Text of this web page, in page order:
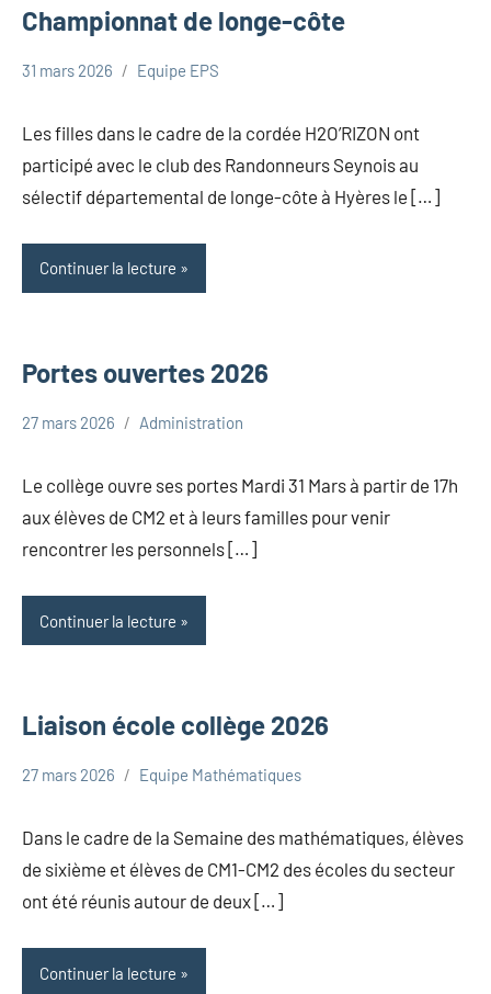
Championnat de longe-côte
31 mars 2026 Equipe EPS
Les filles dans le cadre de la cordée H2O’RIZON ont
participé avec le club des Randonneurs Seynois au
sélectif départemental de longe-côte à Hyères le […]
Continuer la lecture
Portes ouvertes 2026
27 mars 2026 Administration
Le collège ouvre ses portes Mardi 31 Mars à partir de 17h
aux élèves de CM2 et à leurs familles pour venir
rencontrer les personnels […]
Continuer la lecture
Liaison école collège 2026
27 mars 2026 Equipe Mathématiques
Dans le cadre de la Semaine des mathématiques, élèves
de sixième et élèves de CM1-CM2 des écoles du secteur
ont été réunis autour de deux […]
Continuer la lecture